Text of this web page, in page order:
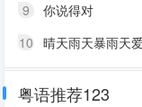
9
你说得对
10 晴天雨天暴雨天
粤语推荐123